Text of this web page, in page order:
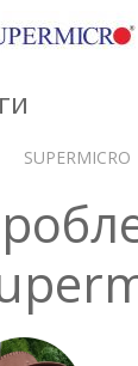
SUPERMICRO